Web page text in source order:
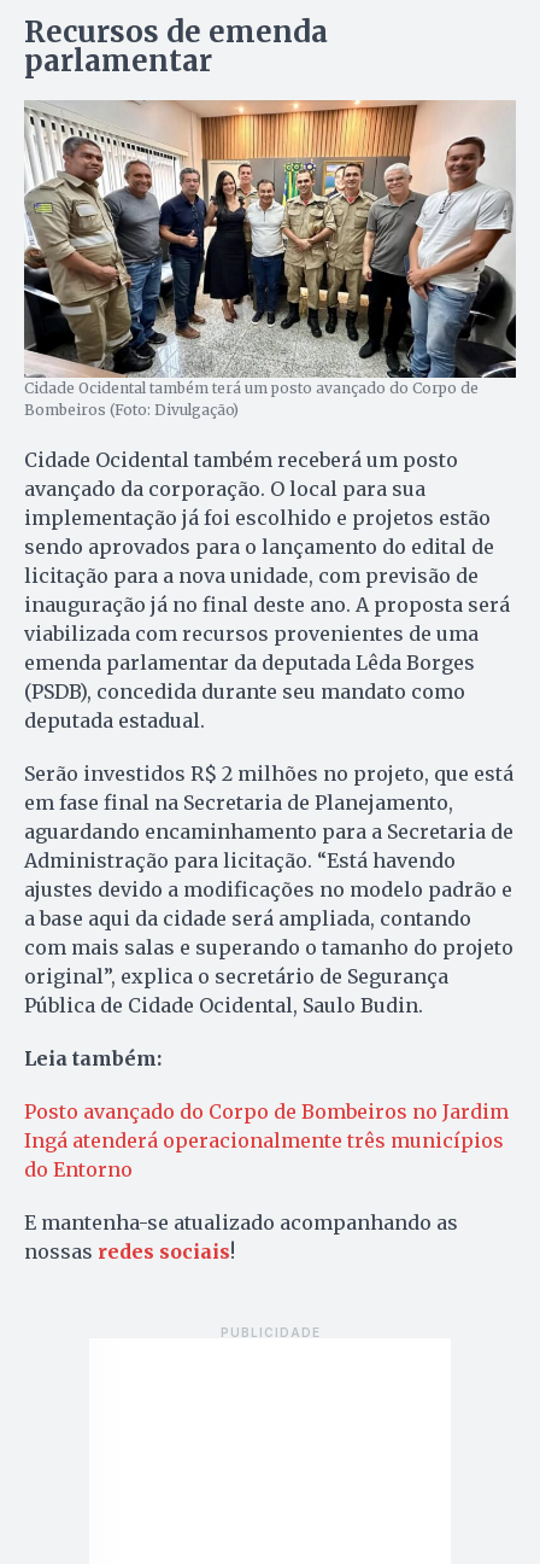
Recursos de emenda
parlamentar
Cidade Ocidental também terá um posto avançado do Corpo de
Bombeiros (Foto: Divulgação)
Cidade Ocidental também receberá um posto
avançado da corporação. O local para sua
implementação já foi escolhido e projetos estão
sendo aprovados para o lançamento do edital de
licitação para a nova unidade, com previsão de
inauguração já no final deste ano. A proposta será
viabilizada com recursos provenientes de uma
emenda parlamentar da deputada Lêda Borges
(PSDB), concedida durante seu mandato como
deputada estadual.
Serão investidos R$ 2 milhões no projeto, que está
em fase final na Secretaria de Planejamento,
aguardando encaminhamento para a Secretaria de
Administração para licitação. “Está havendo
ajustes devido a modificações no modelo padrão e
a base aqui da cidade será ampliada, contando
com mais salas e superando o tamanho do projeto
original”, explica o secretário de Segurança
Pública de Cidade Ocidental, Saulo Budin.
Leia também:
Posto avançado do Corpo de Bombeiros no Jardim
Ingá atenderá operacionalmente três municípios
do Entorno
E mantenha-se atualizado acompanhando as
nossas redes sociais!